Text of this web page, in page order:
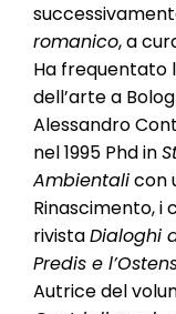
romanico, a
Ha frequentato
dell’arte a
Alessandro
nel 1995 Phd in
Ambientalicon
Rinascimento, i
rivistaDialoghi
Predis e
Autrice del